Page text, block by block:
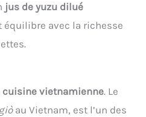
jus de yuzu dilué
avec la richesse
cuisine vietnamienne. Le
au Vietnam, est l’un des